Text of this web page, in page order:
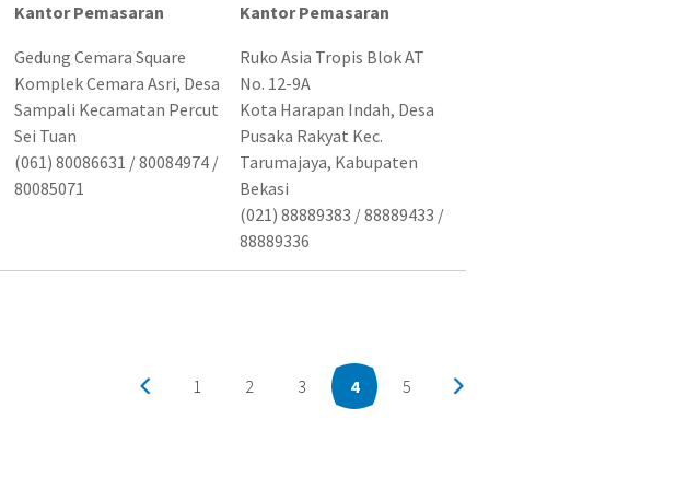
Kantor Pemasaran
Gedung Cemara Square
Komplek Cemara Asri, Desa
Sampali Kecamatan Percut
Sei Tuan
(061) 80086631 / 80084974 /
80085071
Kantor Pemasaran
Ruko Asia Tropis Blok AT
No. 12-9A
Kota Harapan Indah, Desa
Pusaka Rakyat Kec.
Tarumajaya, Kabupaten
Bekasi
(021) 88889383 / 88889433 /
88889336
1 2 3 4 5